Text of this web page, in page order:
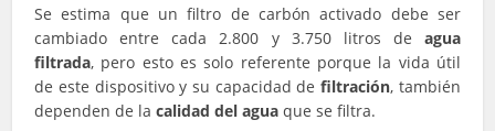
Se estima que un filtro de carbón activado debe ser
cambiado entre cada 2.800 y 3.750 litros de agua
filtrada, pero esto es solo referente porque la vida útil
de este dispositivo y su capacidad defiltración, también
dependen de lacalidad del agua que se filtra.